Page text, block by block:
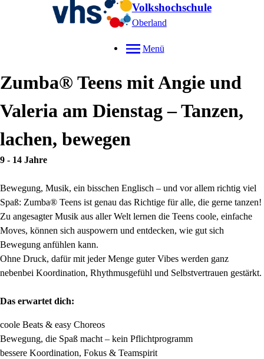
Volkshochschule
Oberland
Menü
Zumba® Teens mit Angie und
Valeria am Dienstag – Tanzen,
lachen, bewegen
9 - 14 Jahre
Bewegung, Musik, ein bisschen Englisch – und vor allem richtig viel
Spaß: Zumba® Teens ist genau das Richtige für alle, die gerne tanzen!
Zu angesagter Musik aus aller Welt lernen die Teens coole, einfache
Moves, können sich auspowern und entdecken, wie gut sich
Bewegung anfühlen kann.
Ohne Druck, dafür mit jeder Menge guter Vibes werden ganz
nebenbei Koordination, Rhythmusgefühl und Selbstvertrauen gestärkt.
Das erwartet dich:
coole Beats & easy Choreos
Bewegung, die Spaß macht – kein Pflichtprogramm
bessere Koordination, Fokus & Teamspirit